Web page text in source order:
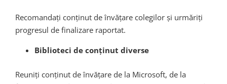
Recomandați conținut de învățare colegilor și urmăriți
progresul de finalizare raportat.
Biblioteci de conținut diverse
Reuniți conținut de învățare de la Microsoft, de la